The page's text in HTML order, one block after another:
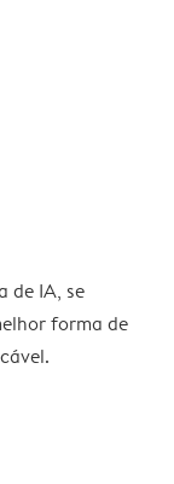
de IA, se
forma de